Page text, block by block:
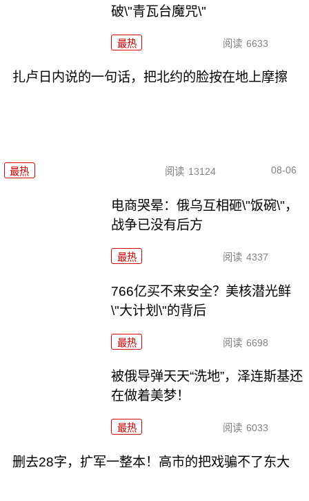
破\"青瓦台魔咒\"
最热 阅读 6633
扎卢日内说的一句话，把北约的脸按在地上摩擦
最热 阅读 13124 08-06
电商哭晕：俄乌互相砸\"饭碗\"，
战争已没有后方
最热 阅读 4337
766亿买不来安全？美核潜光鲜
\"大计划\"的背后
最热 阅读 6698
被俄导弹天天“洗地”，泽连斯基还
在做着美梦！
最热 阅读 6033
删去28字，扩军一整本！高市的把戏骗不了东大